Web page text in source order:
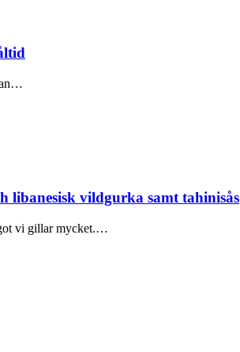
libanesisk vildgurka samt tahinisås
vi gillar mycket.…